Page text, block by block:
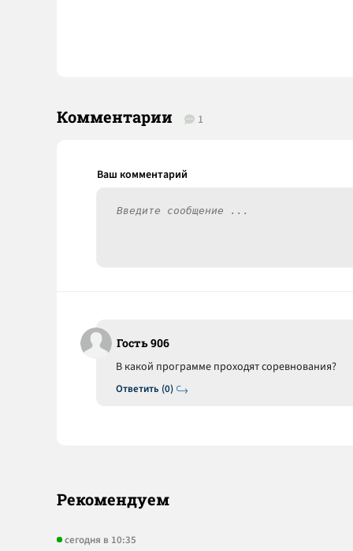
Комментарии 1
Гость 906
Ответить (0)
В какой программе проходят соревнования?
Рекомендуем
сегодня в 10:35